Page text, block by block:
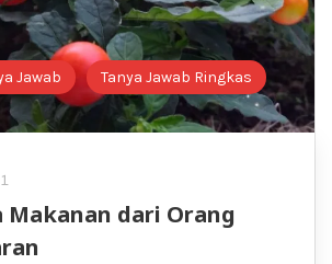
Jawab Tanya Jawab Ringkas
Makanan dari Orang